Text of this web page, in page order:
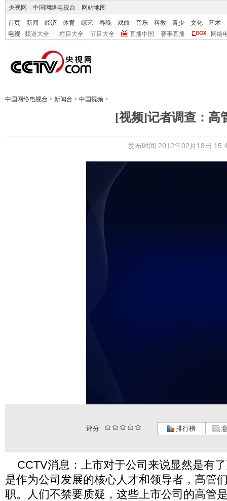
央视网 中国网络电视台 网站地图
首页 新闻 经济 体育 综艺 春晚 戏曲 音乐 科教 青少 文化
艺术
电视
频道大全 栏目大全 节目大全 直播中国 赛事直播 网络
中国网络电视台 > 新闻台 > 中国视频 >
[视频]记者调查：高
发布时间:2012年02月18日
评分 排行榜
CCTV消息：上市对于公司来说显然是有
是作为公司发展的核心人才和领导者，高管
职。人们不禁要质疑，这些上市公司的高管